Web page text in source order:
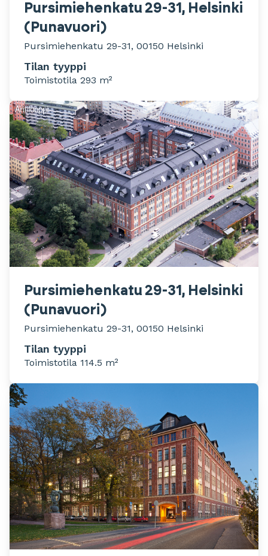
Pursimiehenkatu 29-31, Helsinki
(Punavuori)
Pursimiehenkatu 29-31, 00150 Helsinki
Tilan tyyppi
Toimistotila 293 m²
Pursimiehenkatu 29-31, Helsinki
(Punavuori)
Pursimiehenkatu 29-31, 00150 Helsinki
Tilan tyyppi
Toimistotila 114.5 m²